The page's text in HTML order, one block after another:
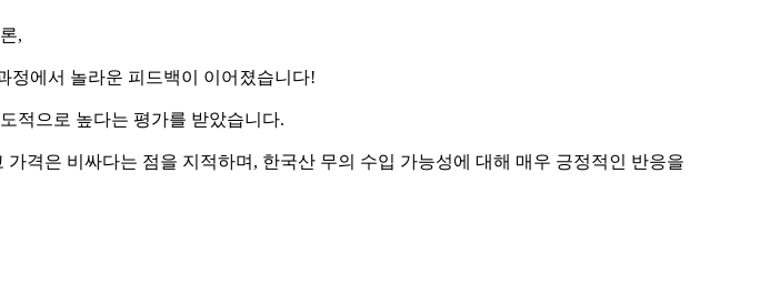
,
정에서 놀라운 피드백이 이어졌습니다!
적으로 높다는 평가를 받았습니다.
격은 비싸다는 점을 지적하며, 한국산 무의 수입 가능성에 대해 매우 긍정적인 반응을